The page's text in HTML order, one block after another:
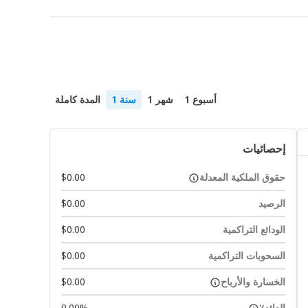
أسبوع 1 شهر 1 سنة 1 المدة كاملة
إحصائيات
حقوق الملكية المعدلة
$0.00
الرصيد
$0.00
الودائع التراكمية
$0.00
السحوبات التراكمية
$0.00
الخسارة والأرباح
$0.00